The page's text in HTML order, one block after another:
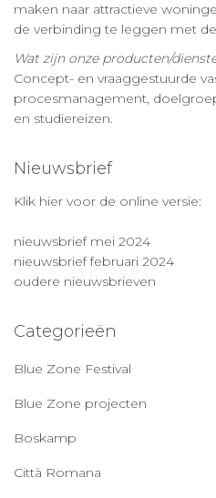
maken naar attractieve
de verbinding te leggen met
Wat zijn onze producten/
Concept- en vraaggestuurde
procesmanagement,
en studiereizen.
Nieuwsbrief
Klik hier voor de online versie:
nieuwsbrief mei 2024
nieuwsbrief februari 2024
oudere nieuwsbrieven
Categorieën
Blue Zone Festival
Blue Zone projecten
Boskamp
Città Romana